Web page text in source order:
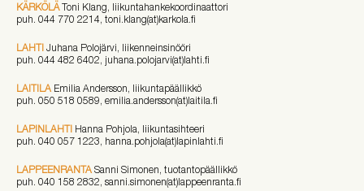
KÄRKÖLÄ Toni Klang, liikuntahankekoordinaattori
puh. 044 770 2214, toni.klang(at)karkola.fi
LAHTI Juhana Polojärvi, liikenneinsinööri
puh. 044 482 6402, juhana.polojarvi(at)lahti.fi
LAITILA Emilia Andersson, liikuntapäällikkö
puh. 050 518 0589, emilia.andersson(at)laitila.fi
LAPINLAHTI Hanna Pohjola, liikuntasihteeri
puh. 040 057 1223, hanna.pohjola(at)lapinlahti.fi
LAPPEENRANTA Sanni Simonen, tuotantopäällikkö
puh. 040 158 2832, sanni.simonen(at)lappeenranta.fi